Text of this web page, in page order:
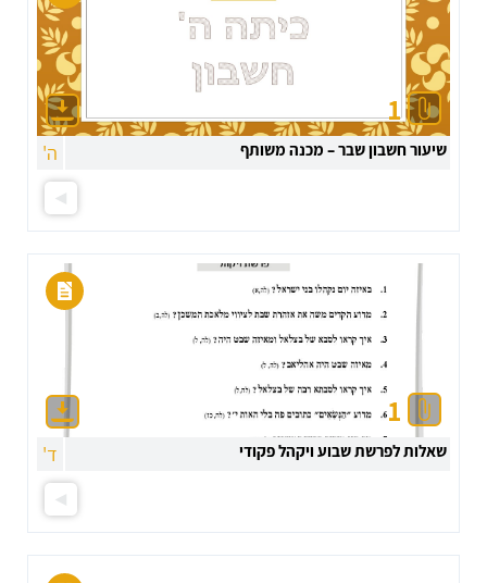
1
שיעור חשבון שבר – מכנה משותף ה'
1
שאלות לפרשת שבוע ויקהל פקודי ד'